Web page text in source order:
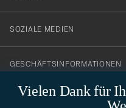
Vielen Dank für
SOZIALE MEDIEN
GESCHÄFTSINFORMATIONEN